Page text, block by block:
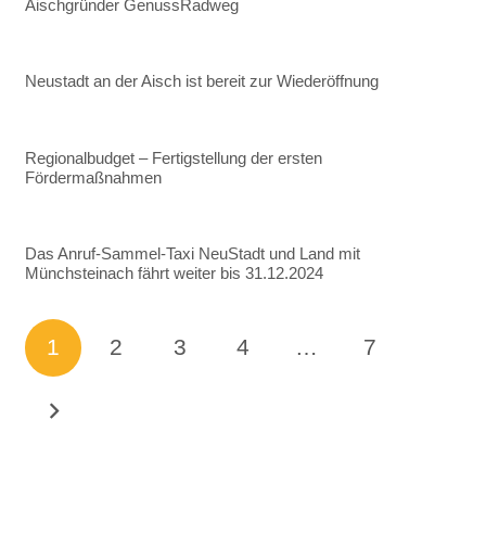
Aischgründer GenussRadweg
Neustadt an der Aisch ist bereit zur Wiederöffnung
Regionalbudget – Fertigstellung der ersten
Fördermaßnahmen
Das Anruf-Sammel-Taxi NeuStadt und Land mit
Münchsteinach fährt weiter bis 31.12.2024
1 2 3 4 … 7